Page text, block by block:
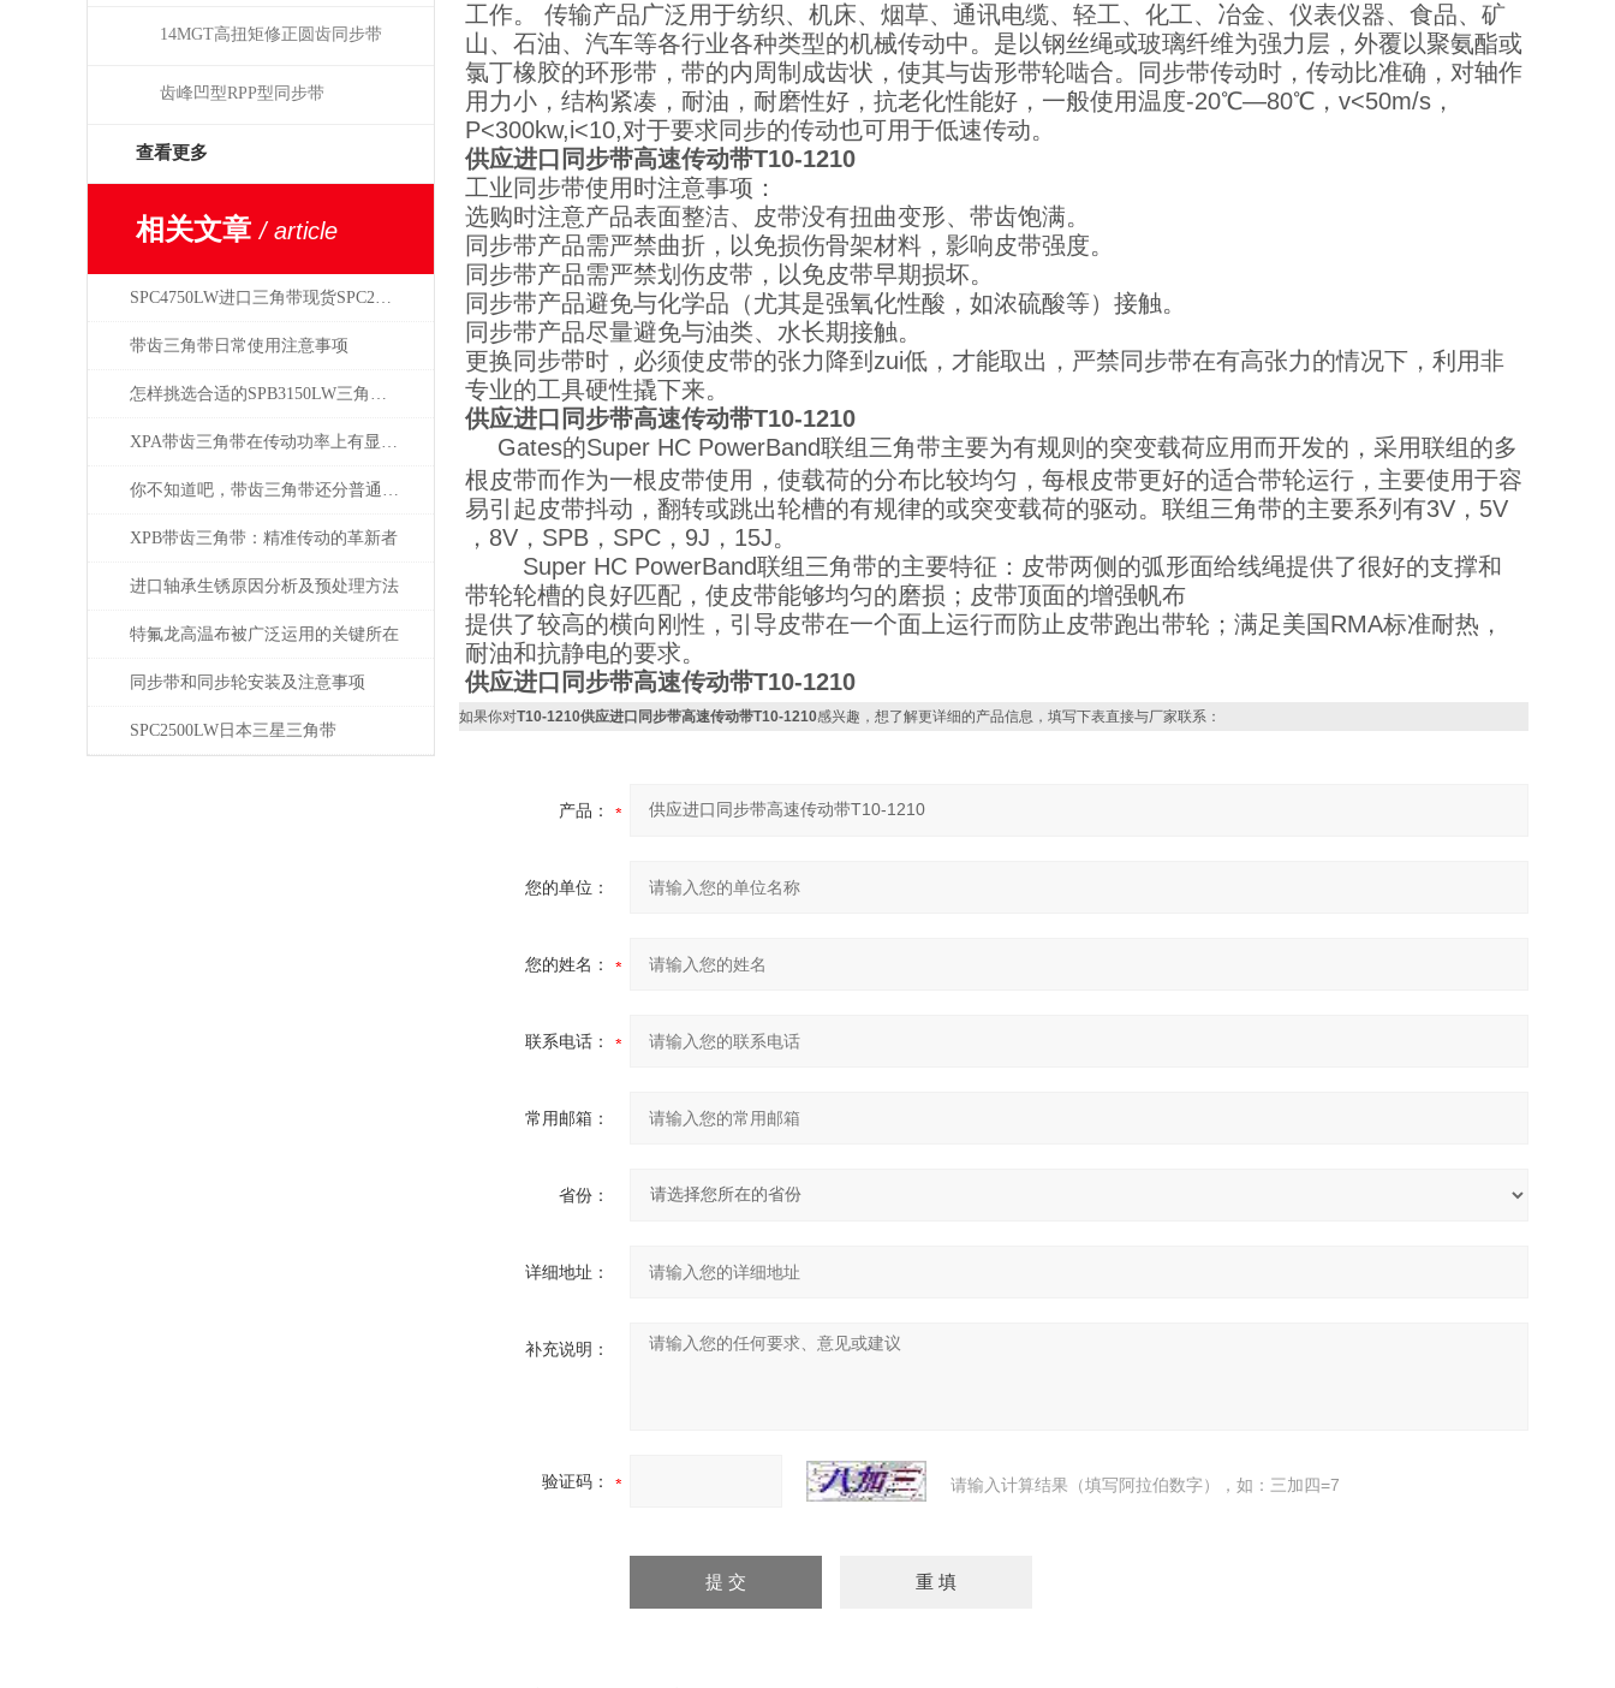
14MGT高扭矩修正圆齿同步带
齿峰凹型RPP型同步带
查看更多
相关文章/ article
SPC4750LW进口三角带现货SPC2500LW
带齿三角带日常使用注意事项
怎样挑选合适的SPB3150LW三角带型号？
XPA带齿三角带在传动功率上有显著的升级
你不知道吧，带齿三角带还分普通与特种
XPB带齿三角带：精准传动的革新者
进口轴承生锈原因分析及预处理方法
特氟龙高温布被广泛运用的关键所在
同步带和同步轮安装及注意事项
SPC2500LW日本三星三角带
工作。 传输产品广泛用于纺织、机床、烟草、通讯电缆、轻工、化工、冶金、仪表仪器、食品、矿
山、石油、汽车等各行业各种类型的机械传动中。是以钢丝绳或玻璃纤维为强力层，外覆以聚氨酯或
氯丁橡胶的环形带，带的内周制成齿状，使其与齿形带轮啮合。同步带传动时，传动比准确，对轴作
用力小，结构紧凑，耐油，耐磨性好，抗老化性能好，一般使用温度-20℃―80℃，v<50m/s，
P<300kw,i<10,对于要求同步的传动也可用于低速传动。
供应进口同步带高速传动带T10-1210
工业同步带使用时注意事项：
选购时注意产品表面整洁、皮带没有扭曲变形、带齿饱满。
同步带产品需严禁曲折，以免损伤骨架材料，影响皮带强度。
同步带产品需严禁划伤皮带，以免皮带早期损坏。
同步带产品避免与化学品（尤其是强氧化性酸，如浓硫酸等）接触。
同步带产品尽量避免与油类、水长期接触。
更换同步带时，必须使皮带的张力降到zui低，才能取出，严禁同步带在有高张力的情况下，利用非
专业的工具硬性撬下来。
供应进口同步带高速传动带T10-1210
Gates的Super HC PowerBand联组三角带主要为有规则的突变载荷应用而开发的，采用联组的多
根皮带而作为一根皮带使用，使载荷的分布比较均匀，每根皮带更好的适合带轮运行，主要使用于容
易引起皮带抖动，翻转或跳出轮槽的有规律的或突变载荷的驱动。联组三角带的主要系列有3V，5V
，8V，SPB，SPC，9J，15J。
Super HC PowerBand联组三角带的主要特征：皮带两侧的弧形面给线绳提供了很好的支撑和
带轮轮槽的良好匹配，使皮带能够均匀的磨损；皮带顶面的增强帆布
提供了较高的横向刚性，引导皮带在一个面上运行而防止皮带跑出带轮；满足美国RMA标准耐热，
耐油和抗静电的要求。
供应进口同步带高速传动带T10-1210
如果你对T10-1210供应进口同步带高速传动带T10-1210感兴趣，想了解更详细的产品信息，填写下表直接与厂家联系：
产品：
您的单位：
您的姓名：
联系电话：
常用邮箱：
省份：
详细地址：
补充说明：
验证码： 请输入计算结果（填写阿拉伯数字），如：三加四=7